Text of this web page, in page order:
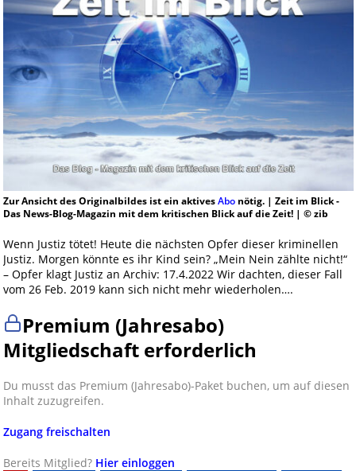
Zur Ansicht des Originalbildes ist ein aktivesAbonötig. | Zeit im Blick -
Das News-Blog-Magazin mit dem kritischen Blick auf die Zeit! | © zib
Wenn Justiz tötet! Heute die nächsten Opfer dieser kriminellen
Justiz. Morgen könnte es ihr Kind sein? „Mein Nein zählte nicht!“
– Opfer klagt Justiz an Archiv: 17.4.2022 Wir dachten, dieser Fall
vom 26 Feb. 2019 kann sich nicht mehr wiederholen….
Premium (Jahresabo)
Mitgliedschaft erforderlich
Du musst das Premium (Jahresabo)-Paket buchen, um auf diesen
Inhalt zuzugreifen.
Zugang freischalten
Bereits Mitglied? Hier einloggen